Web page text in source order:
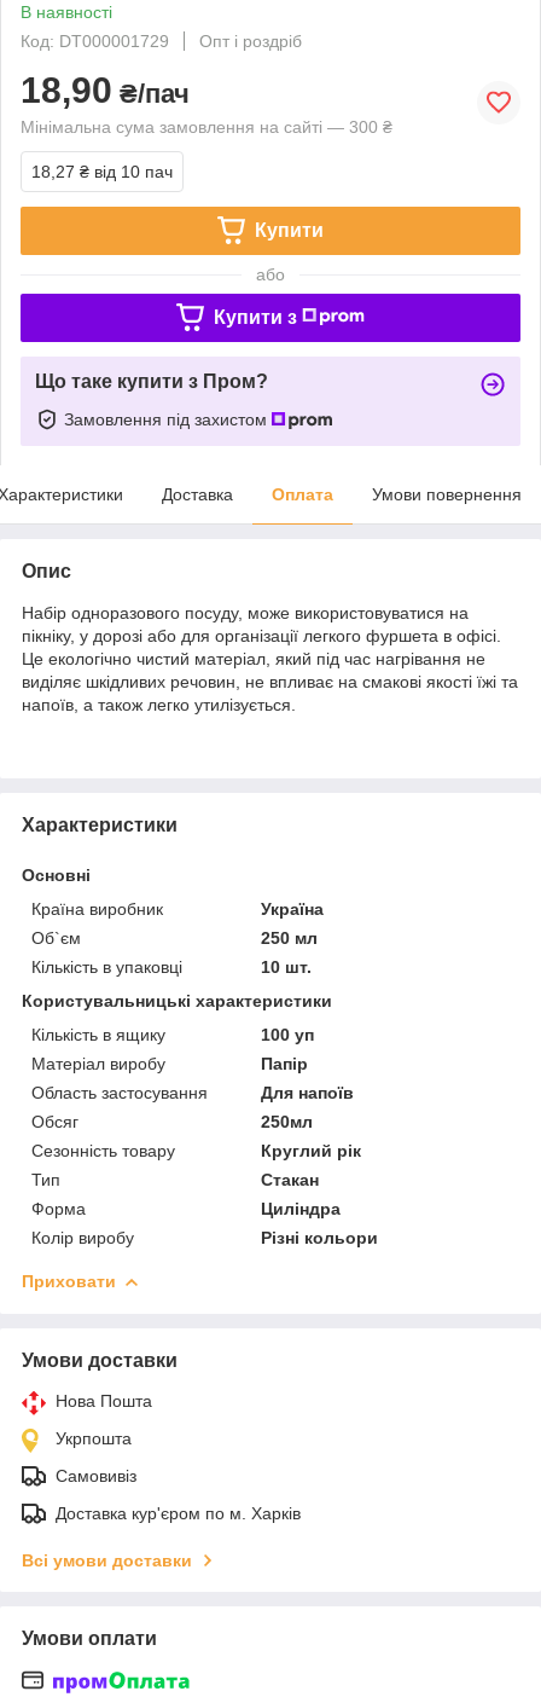
В наявності
Код: DT000001729
Опт і роздріб
18,90 ₴/пач
Мінімальна сума замовлення на сайті — 300 ₴
18,27 ₴ від 10 пач
Купити
або
Купити з
Що таке купити з Пром?
Замовлення під захистом
Доставка Оплата Умови повернення
Опис
Набір одноразового посуду, може використовуватися на
пікніку, у дорозі або для організації легкого фуршета в офісі.
Це екологічно чистий матеріал, який під час нагрівання не
виділяє шкідливих речовин, не впливає на смакові якості їжі та
напоїв, а також легко утилізується.
Характеристики
Основні
Країна виробник
Україна
Об`єм
250 мл
Кількість в упаковці
10 шт.
Користувальницькі характеристики
Кількість в ящику
100 уп
Матеріал виробу
Папір
Область застосування
Для напоїв
Обсяг
250мл
Сезонність товару
Круглий рік
Тип
Стакан
Форма
Циліндра
Колір виробу
Різні кольори
Приховати
Умови доставки
Нова Пошта
Укрпошта
Самовивіз
Доставка кур'єром по м. Харків
Всі умови доставки
Умови оплати